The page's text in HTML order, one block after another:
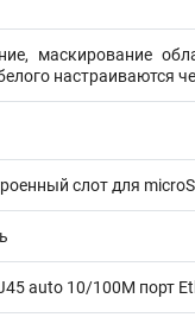
маскирование
настраиваются
слот для
auto 10/100M порт